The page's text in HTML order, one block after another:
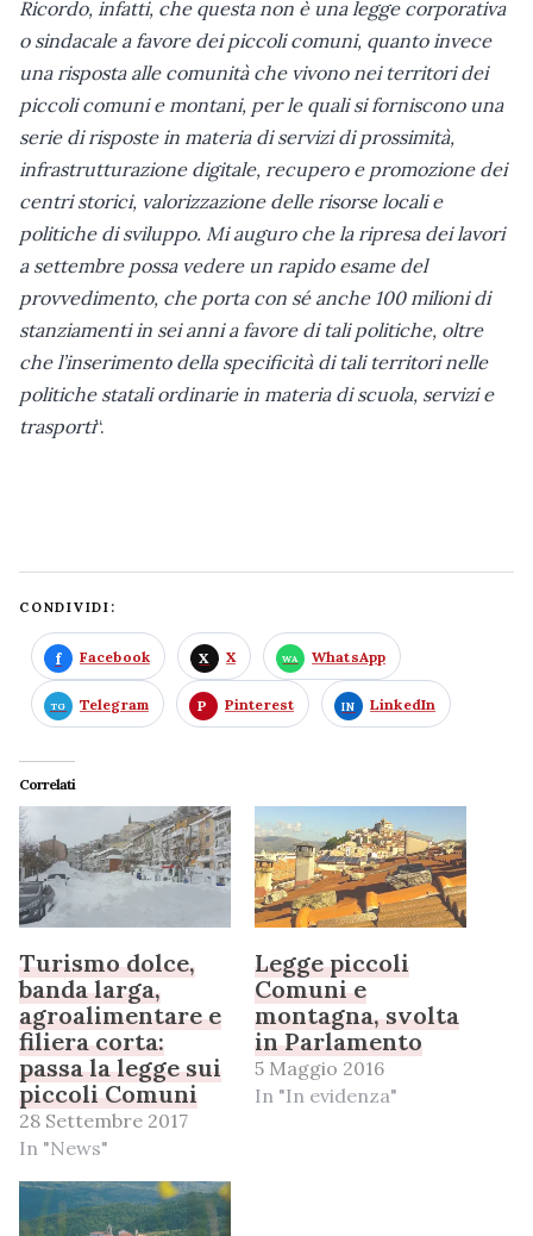
Ricordo, infatti, che questa non è una legge corporativa
o sindacale a favore dei piccoli comuni, quanto invece
una risposta alle comunità che vivono nei territori dei
piccoli comuni e montani, per le quali si forniscono una
serie di risposte in materia di servizi di prossimità,
infrastrutturazione digitale, recupero e promozione dei
centri storici, valorizzazione delle risorse locali e
politiche di sviluppo. Mi auguro che la ripresa dei lavori
a settembre possa vedere un rapido esame del
provvedimento, che porta con sé anche 100 milioni di
stanziamenti in sei anni a favore di tali politiche, oltre
che l’inserimento della specificità di tali territori nelle
politiche statali ordinarie in materia di scuola, servizi e
trasporti“.
CONDIVIDI:
Facebook X WhatsApp
Telegram Pinterest LinkedIn
Correlati
Turismo dolce,
banda larga,
agroalimentare e
filiera corta:
passa la legge sui
piccoli Comuni
28 Settembre 2017
In "News"
Legge piccoli
Comuni e
montagna, svolta
in Parlamento
5 Maggio 2016
In "In evidenza"